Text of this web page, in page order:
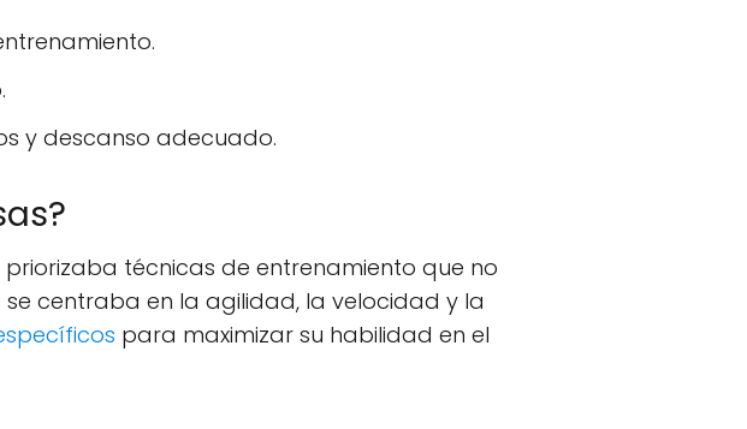
y descanso adecuado.
priorizaba técnicas de entrenamiento que no
centraba en la agilidad, la velocidad y la
para maximizar su habilidad en el